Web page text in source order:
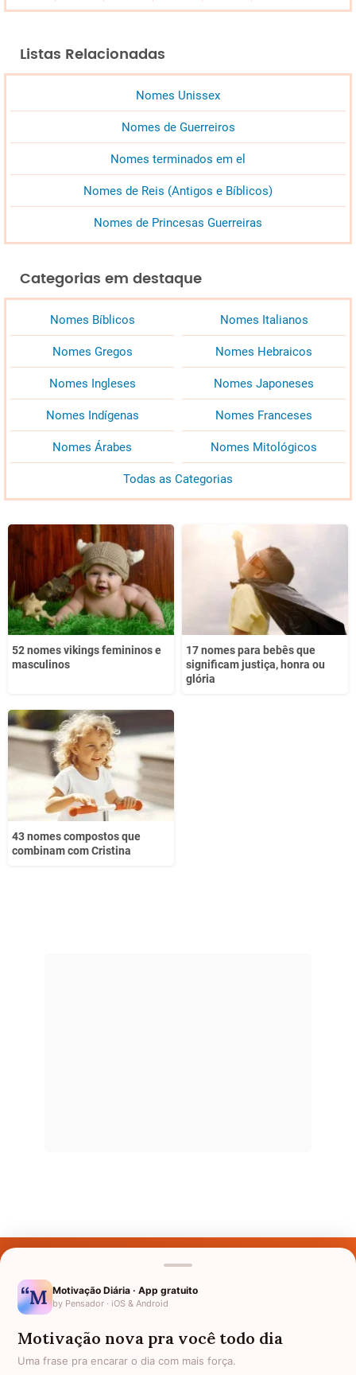
Listas Relacionadas
Nomes Unissex
Nomes de Guerreiros
Nomes terminados em el
Nomes de Reis (Antigos e Bíblicos)
Nomes de Princesas Guerreiras
Categorias em destaque
Nomes Bíblicos Nomes Italianos
Nomes Gregos Nomes Hebraicos
Nomes Ingleses Nomes Japoneses
Nomes Indígenas Nomes Franceses
Nomes Árabes Nomes Mitológicos
Todas as Categorias
52 nomes vikings femininos e
masculinos
17 nomes para bebês que
significam justiça, honra ou
glória
43 nomes compostos que
combinam com Cristina
Nomes pelo Mundo
Motivação Diária · App gratuito
by Pensador · iOS & Android
Motivação nova pra você todo dia
Uma frase pra encarar o dia com mais força.